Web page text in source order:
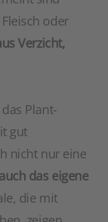
oder
Verzicht,
Plant-
gut
nicht nur eine
auch das eigene
die mit